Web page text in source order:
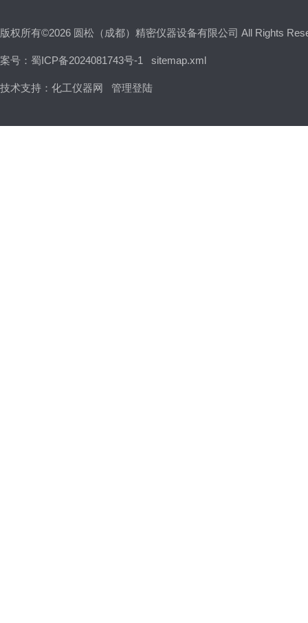
版权所有©2026 圆松（成都）精密仪器设备有限公司 All Rights
案号：蜀ICP备2024081743号-1 sitemap.xml
技术支持： 化工仪器网 管理登陆